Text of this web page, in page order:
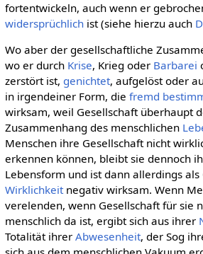
fortentwickeln, auch wenn er
widersprüchlichist (siehe hierzu auch
Wo aber der gesellschaftliche
wo er durch Krise, Krieg oder Barbarei
zerstört ist, genichtet, aufgelöst oder
in irgendeiner Form, die fremd
wirksam, weil Gesellschaft überhaupt
Zusammenhang des menschlichen
Menschen ihre Gesellschaft nicht
erkennen können, bleibt sie dennoch
Lebensform und ist dann allerdings
Wirklichkeitnegativ wirksam. Wenn
verelenden, wenn Gesellschaft für sie
menschlich da ist, ergibt sich aus ihrer
Totalität ihrer Abwesenheit, der Sog